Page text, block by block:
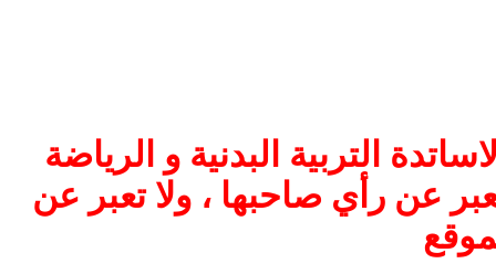
التربية البدنية و الرياضة
عن رأي صاحبها ، ولا تعبر عن